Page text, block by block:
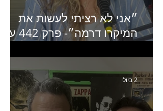
״אני לא רציתי לעשות את
המיקרו דרמה״- פרק 442 עם
של יד2
2 ביולי